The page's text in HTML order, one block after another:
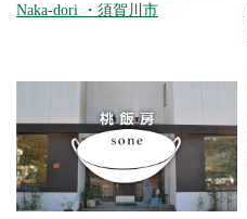
Naka-dori ・ 須賀川市